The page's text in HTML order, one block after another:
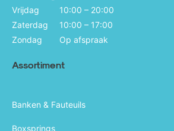
Vrijdag
10:00 – 20:00
Zaterdag
10:00 – 17:00
Zondag
Op afspraak
Assortiment
Banken & Fauteuils
Boxsprings